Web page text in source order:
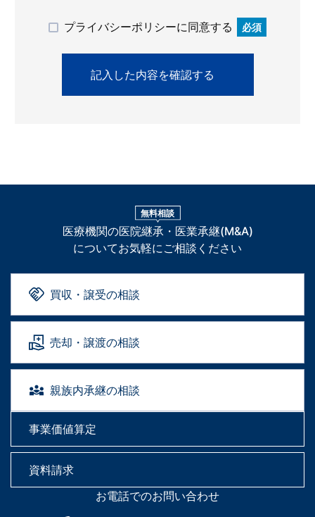
プライバシーポリシーに同意する 必須
無料相談
医療機関の医院継承・医業承継(M&A)
についてお気軽にご相談ください
買収・譲受の相談
売却・譲渡の相談
親族内承継の相談
事業価値算定
資料請求
お電話でのお問い合わせ